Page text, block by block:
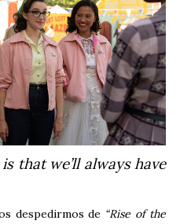
is that we’ll always have
despedirmos de “Rise of the